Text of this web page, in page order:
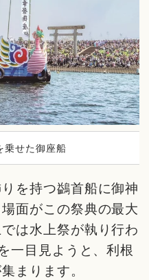
乗せた御座船
を持つ鷁首船に御神
面がこの祭典の最大
は水上祭が執り行わ
一目見ようと、利根
まります。